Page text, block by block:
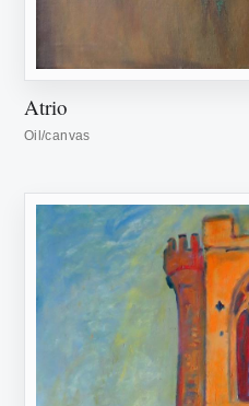
Atrio
Oil/canvas